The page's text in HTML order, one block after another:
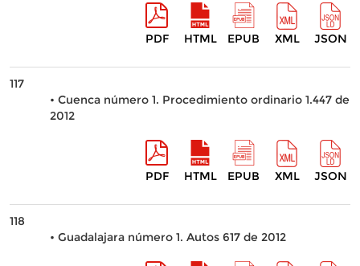
PDF HTML EPUB XML JSON
117
• Cuenca número 1. Procedimiento ordinario 1.447 de
2012
PDF HTML EPUB XML JSON
118
• Guadalajara número 1. Autos 617 de 2012